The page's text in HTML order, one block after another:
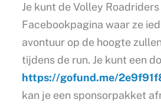
Je kunt de Volley
Facebookpagina waar ze
avontuur op de hoogte
tijdens de run. Je kunt een
https://gofund.me/
kan je een sponsorpakket